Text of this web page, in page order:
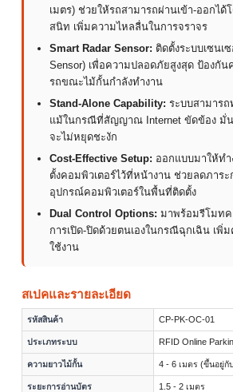
เมตร) ช่วยให้รถสามารถผ่านเข้า-ออกได้
สนิท เพิ่มความไหลลื่นในการจราจร
Smart Radar Sensor: ติดตั้งระบบเซนเ
Sensor) เพื่อความปลอดภัยสูงสุด ป้องกัน
รถขณะไม้กั้นกำลังทำงาน
Stand-Alone Capability: ระบบสามารถ
แม้ในกรณีที่สัญญาณ Internet ขัดข้อง มั่น
จะไม่หยุดชะงัก
Cost-Effective Setup: ออกแบบมาให้ทำ
ตั้งคอมพิวเตอร์ไว้ที่หน้างาน ช่วยลดภาระ
อุปกรณ์คอมพิวเตอร์ในพื้นที่ติดตั้ง
Dual Control Options: มาพร้อมรีโมท
การเปิด-ปิดด้วยตนเองในกรณีฉุกเฉิน เพิ่
ใช้งาน
สเปคและรายละเอียด
รหัสสินค้า CP-PK-OC-01
ประเภทระบบ RFID Online
ความยาวไม้กั้น 4 - 6 เมตร (ขึ้นอยู่กั
ระยะการอ่านบัตร 1.5 - 2 เมตร